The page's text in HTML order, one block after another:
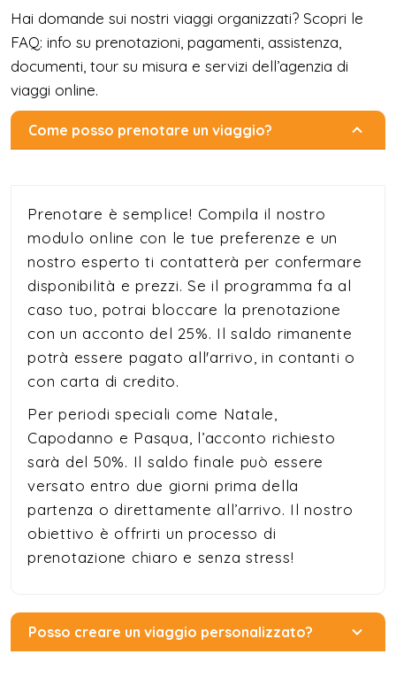
Hai domande sui nostri viaggi organizzati? Scopri le
FAQ: info su prenotazioni, pagamenti, assistenza,
documenti, tour su misura e servizi dell’agenzia di
viaggi online.
Come posso prenotare un viaggio?
Prenotare è semplice! Compila il nostro
modulo online con le tue preferenze e un
nostro esperto ti contatterà per confermare
disponibilità e prezzi. Se il programma fa al
caso tuo, potrai bloccare la prenotazione
con un acconto del 25%. Il saldo rimanente
potrà essere pagato all'arrivo, in contanti o
con carta di credito.
Per periodi speciali come Natale,
Capodanno e Pasqua, l’acconto richiesto
sarà del 50%. Il saldo finale può essere
versato entro due giorni prima della
partenza o direttamente all’arrivo. Il nostro
obiettivo è offrirti un processo di
prenotazione chiaro e senza stress!
Posso creare un viaggio personalizzato?